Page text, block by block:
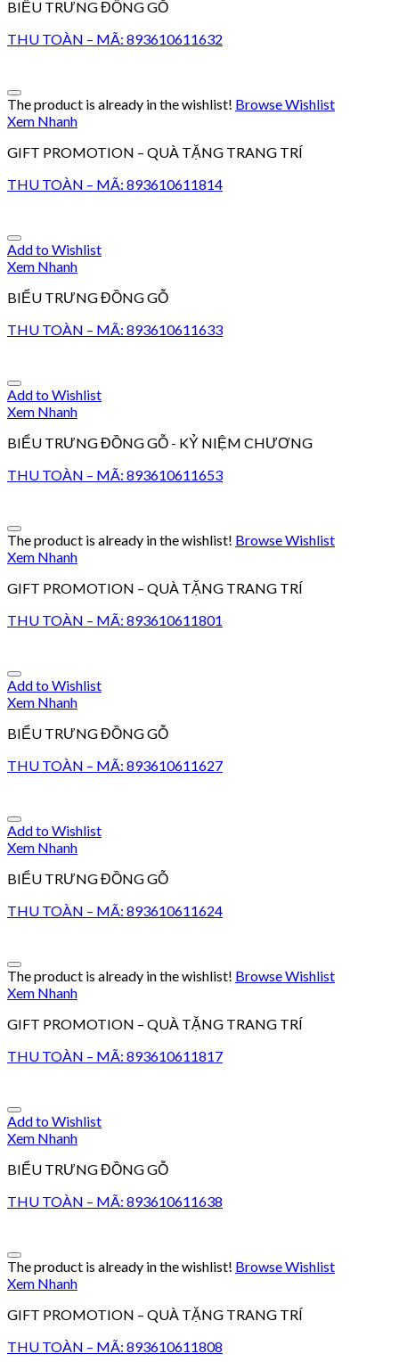
BIỂU TRƯNG ĐỒNG GỖ
THU TOÀN – MÃ: 893610611632
The product is already in the wishlist! Browse Wishlist
Xem Nhanh
GIFT PROMOTION – QUÀ TẶNG TRANG TRÍ
THU TOÀN – MÃ: 893610611814
Add to Wishlist
Xem Nhanh
BIỂU TRƯNG ĐỒNG GỖ
THU TOÀN – MÃ: 893610611633
Add to Wishlist
Xem Nhanh
BIỂU TRƯNG ĐỒNG GỖ - KỶ NIỆM CHƯƠNG
THU TOÀN – MÃ: 893610611653
The product is already in the wishlist! Browse Wishlist
Xem Nhanh
GIFT PROMOTION – QUÀ TẶNG TRANG TRÍ
THU TOÀN – MÃ: 893610611801
Add to Wishlist
Xem Nhanh
BIỂU TRƯNG ĐỒNG GỖ
THU TOÀN – MÃ: 893610611627
Add to Wishlist
Xem Nhanh
BIỂU TRƯNG ĐỒNG GỖ
THU TOÀN – MÃ: 893610611624
The product is already in the wishlist! Browse Wishlist
Xem Nhanh
GIFT PROMOTION – QUÀ TẶNG TRANG TRÍ
THU TOÀN – MÃ: 893610611817
Add to Wishlist
Xem Nhanh
BIỂU TRƯNG ĐỒNG GỖ
THU TOÀN – MÃ: 893610611638
The product is already in the wishlist! Browse Wishlist
Xem Nhanh
GIFT PROMOTION – QUÀ TẶNG TRANG TRÍ
THU TOÀN – MÃ: 893610611808